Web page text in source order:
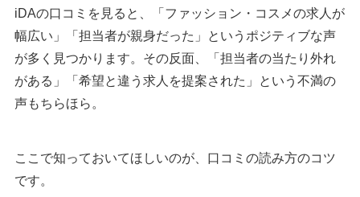
iDAの口コミを見ると、「ファッション・コスメの求人が
幅広い」「担当者が親身だった」というポジティブな声
が多く見つかります。その反面、「担当者の当たり外れ
がある」「希望と違う求人を提案された」という不満の
声もちらほら。
ここで知っておいてほしいのが、口コミの読み方のコツ
です。